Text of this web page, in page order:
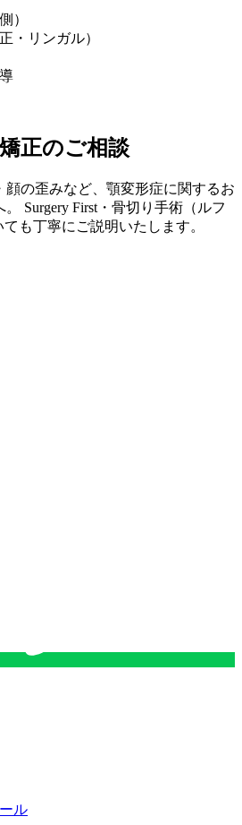
）
・リンガル）
正のご相談
顔の歪みなど、顎変形症に関するお
Surgery First・骨切り手術（ルフ
も丁寧にご説明いたします。
ル